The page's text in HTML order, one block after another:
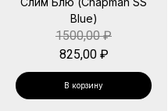
Blue)
1500,00₽
825,00 ₽
В корзину